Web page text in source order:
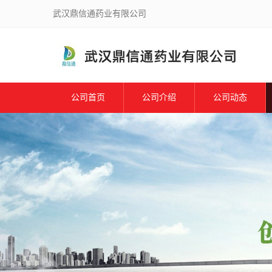
武汉鼎信通药业有限公司
公司首页 公司介绍 公司动态